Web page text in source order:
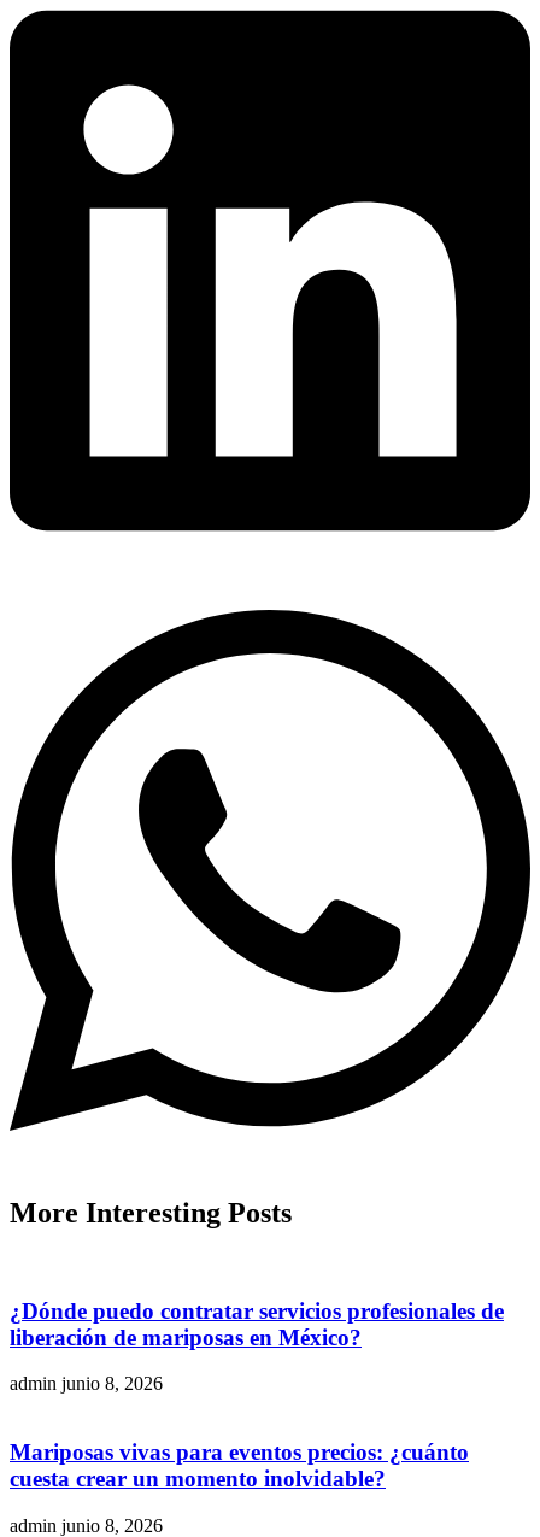
More Interesting Posts
¿Dónde puedo contratar servicios profesionales de
liberación de mariposas en México?
admin junio 8, 2026
Mariposas vivas para eventos precios: ¿cuánto
cuesta crear un momento inolvidable?
admin junio 8, 2026